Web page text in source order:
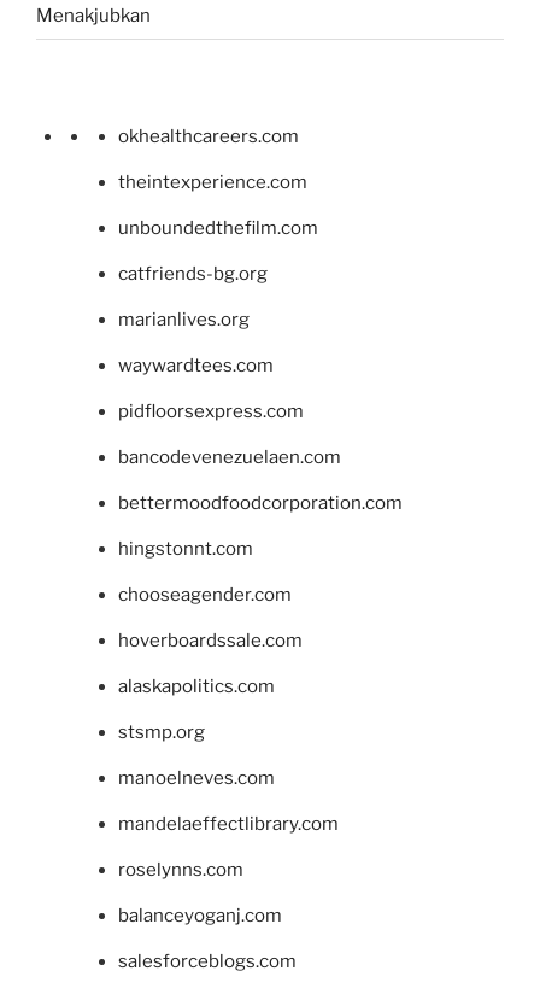
Menakjubkan
okhealthcareers.com
theintexperience.com
unboundedthefilm.com
catfriends-bg.org
marianlives.org
waywardtees.com
pidfloorsexpress.com
bancodevenezuelaen.com
bettermoodfoodcorporation.com
hingstonnt.com
chooseagender.com
hoverboardssale.com
alaskapolitics.com
stsmp.org
manoelneves.com
mandelaeffectlibrary.com
roselynns.com
balanceyoganj.com
salesforceblogs.com